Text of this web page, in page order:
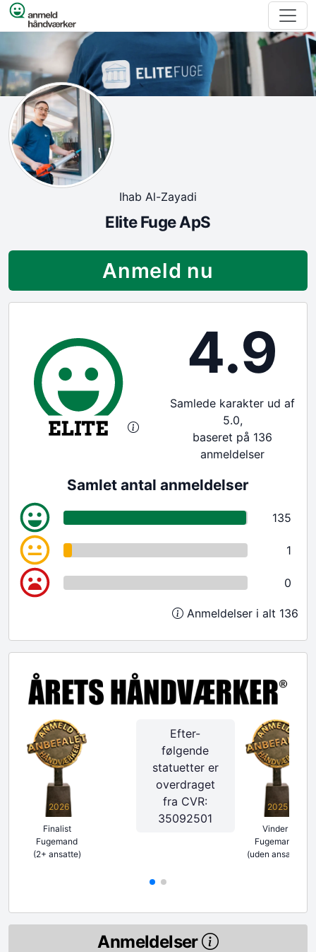
Spring til indhold
Ihab Al-Zayadi
Elite Fuge ApS
Anmeld nu
4.9
Samlede karakter ud af
5.0,
baseret på 136
anmeldelser
Samlet antal anmeldelser
135
1
0
Anmeldelser i alt 136
2026
Finalist
Fugemand
(2+ ansatte)
Efter-
følgende
statuetter er
overdraget
fra CVR:
35092501
2025
Vinder
Fugemand
(uden ansatte)
Anmeldelser